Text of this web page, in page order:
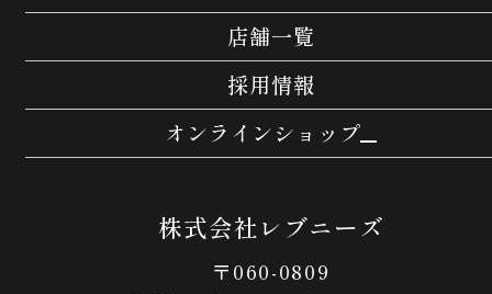
店舗一覧
採用情報
よくある質問
オンラインショップ
とみたメロンハウス
株式会社レブニーズ
〒060-0809